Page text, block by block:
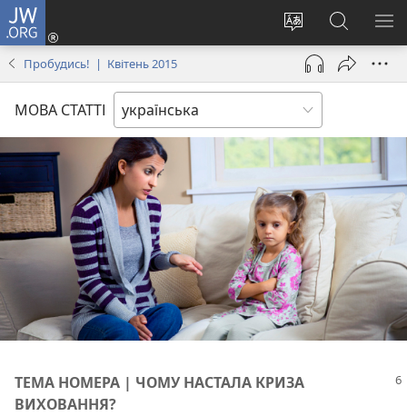
JW.ORG
Змінити
мову
сайту
Увійти
(відкривається
новому
вікні)
Пошук
на
сайті
Пробудись! | Квітень 2015
МОВА СТАТТІ
ТЕМА НОМЕРА | ЧОМУ НАСТАЛА КРИЗА
ВИХОВАННЯ?